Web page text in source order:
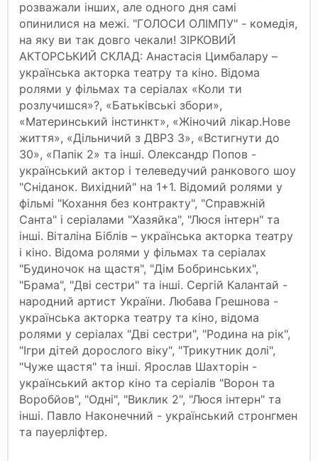
розважали інших, але одного дня самі
опинилися на межі. "ГОЛОСИ ОЛІМПУ" - комедія,
на яку ви так довго чекали! ЗІРКОВИЙ
АКТОРСЬКИЙ СКЛАД: Анастасія Цимбалару –
українська акторка театру та кіно. Відома
ролями у фільмах та серіалах «Коли ти
розлучишся»?, «Батьківські збори»,
«Материнський інстинкт», «Жіночий лікар.Нове
життя», «Дільничий з ДВРЗ 3», «Встигнути до
30», «Папік 2» та інші. Олександр Попов -
український актор і телеведучий ранкового шоу
"Сніданок. Вихідний" на 1+1. Відомий ролями у
фільмі "Кохання без контракту", "Справжній
Санта" і серіалами "Хазяйка", "Люся інтерн" та
інші. Віталіна Біблів – українська акторка театру
і кіно. Відома ролями у фільмах та серіалах
"Будиночок на щастя", "Дім Бобринських",
"Брама", "Дві сестри" та інші. Сергій Калантай -
народний артист України. Любава Грешнова -
українська акторка театру та кіно, відома
ролями у серіалах "Дві сестри", "Родина на рік",
"Ігри дітей дорослого віку", "Трикутник долі",
"Чуже щастя" та інші. Ярослав Шахторін -
український актор кіно та серіалів "Ворон та
Воробйов", "Одні", "Виклик 2", "Люся інтерн" та
інші. Павло Наконечний - український стронгмен
та пауерліфтер.